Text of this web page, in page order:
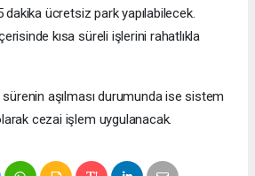
dakika ücretsiz park yapılabilecek.
kısa süreli işlerini rahatlıkla
sürenin aşılması durumunda ise sistem
cezai işlem uygulanacak.